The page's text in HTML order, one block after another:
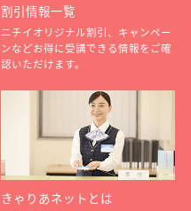
割引情報一覧
ニチイオリジナル割引、キャンペー
ンなどお得に受講できる情報をご確
認いただけます。
きゃりあネットとは